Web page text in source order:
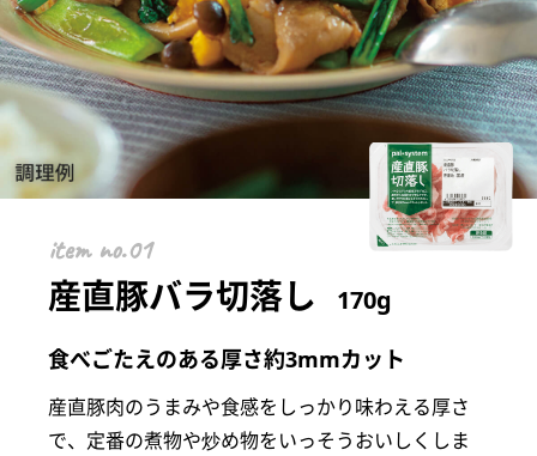
item
産直豚バラ切落し 170g
食べごたえのある厚さ約3mmカット
産直豚肉のうまみや食感をしっかり味わえる厚さ
で、定番の煮物や炒め物をいっそうおいしくしま